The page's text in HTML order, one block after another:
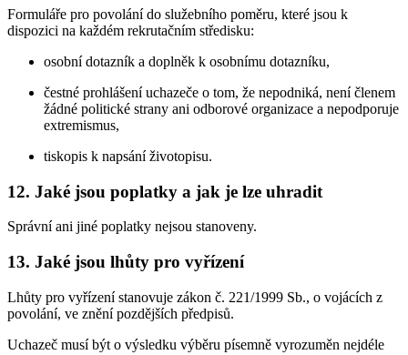
Formuláře pro povolání do služebního poměru, které jsou k
dispozici na každém rekrutačním středisku:
osobní dotazník a doplněk k osobnímu dotazníku,
čestné prohlášení uchazeče o tom, že nepodniká, není členem
žádné politické strany ani odborové organizace a nepodporuje
extremismus,
tiskopis k napsání životopisu.
12. Jaké jsou poplatky a jak je lze uhradit
Správní ani jiné poplatky nejsou stanoveny.
13. Jaké jsou lhůty pro vyřízení
Lhůty pro vyřízení stanovuje zákon č. 221/1999 Sb., o vojácích z
povolání, ve znění pozdějších předpisů.
Uchazeč musí být o výsledku výběru písemně vyrozuměn nejdéle